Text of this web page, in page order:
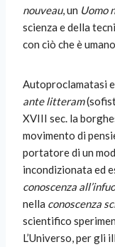
nouveau, un Uomo
scienza e della
con ciò che è
Autoproclamatasi
ante litteram
XVIII sec. la
movimento di
portatore di un
incondizionata ed
conoscenza
nella conoscenza
scientifico
L’Universo, per gli